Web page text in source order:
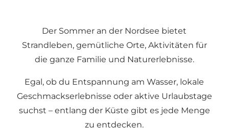
Der Sommer an der Nordsee bietet
Strandleben, gemütliche Orte, Aktivitäten für
die ganze Familie und Naturerlebnisse.
Egal, ob du Entspannung am Wasser, lokale
Geschmackserlebnisse oder aktive Urlaubstage
suchst – entlang der Küste gibt es jede Menge
zu entdecken.